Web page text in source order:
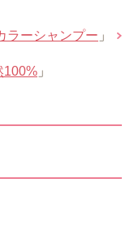
ラーシャンプー 」
100% 」